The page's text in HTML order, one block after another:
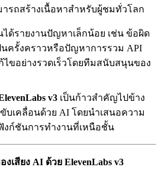
ารถสร้างเนื้อหาสำหรับผู้ชมทั่วโลก
ได้รายงานปัญหาเล็กน้อย เช่น ข้อผิด
นครั้งคราวหรือปัญหาการรวม API
ขอย่างรวดเร็วโดยทีมสนับสนุนของ
v3 เป็นก้าวสำคัญไปข้าง
บเคลื่อนด้วย AI โดยนำเสนอความ
งก์ชันการทำงานที่เหนือชั้น
สียง AI ด้วย ElevenLabs v3